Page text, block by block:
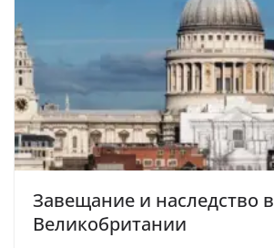
Завещание и наследство в
Великобритании